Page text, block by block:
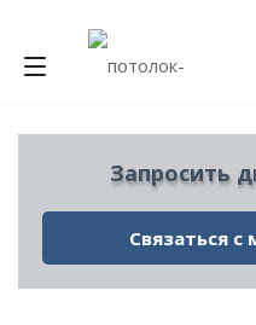
Запросить
Связаться